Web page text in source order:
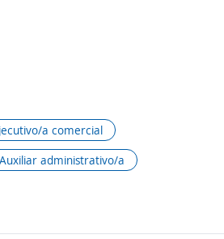
a comercial
Auxiliar administrativo/a